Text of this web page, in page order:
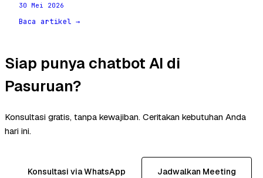
30 Mei 2026
Baca artikel →
Siap punya chatbot AI di
Pasuruan?
Konsultasi gratis, tanpa kewajiban. Ceritakan kebutuhan Anda
hari ini.
Konsultasi via WhatsApp Jadwalkan Meeting